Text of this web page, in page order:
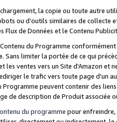
la copie ou toute autre
ou d’outils similaires de
Flux de Données et le Contenu
du Programme
Sans limiter la portée de ce qui
les ventes vers un Site d'Amazon et
le trafic vers toute page d'un
peuvent contenir des
de description de Produit associée
du programme pour